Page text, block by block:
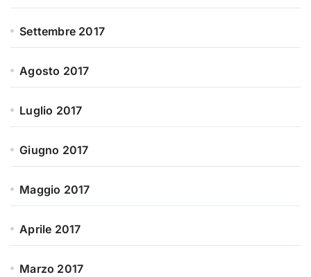
Settembre 2017
Agosto 2017
Luglio 2017
Giugno 2017
Maggio 2017
Aprile 2017
Marzo 2017